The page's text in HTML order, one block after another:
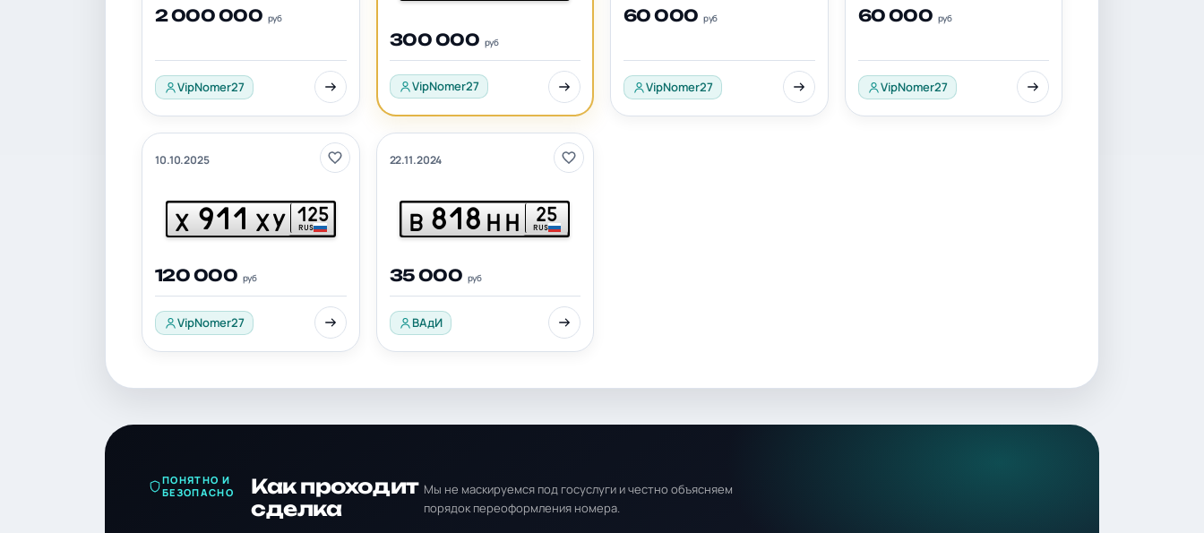
2 000 000 руб
VipNomer27
300 000 руб
VipNomer27
60 000 руб
VipNomer27
60 000 руб
VipNomer27
10.10.2025
Х 911 ХУ 125
RUS
120 000 руб
VipNomer27
22.11.2024
В 818 НН 25
RUS
35 000 руб
ВАдИ
ПОНЯТНО И
БЕЗОПАСНО
Как проходит
сделка
Мы не маскируемся под госуслуги и честно объясняем
порядок переоформления номера.